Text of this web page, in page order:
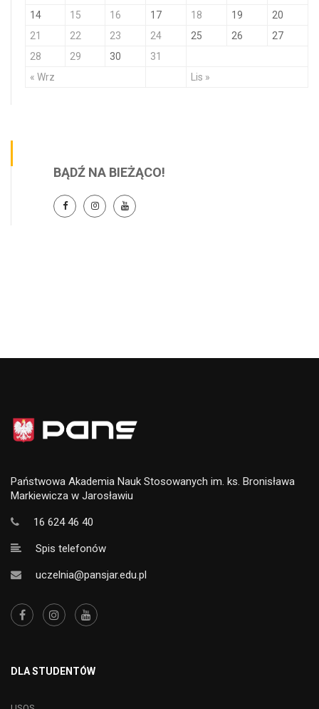
« Wrz Lis »
14 15 16 17 18 19
20
21
22 23 24 25 26
27
28
29 30 31
BĄDŹ NA BIEŻĄCO!
Państwowa Akademia Nauk Stosowanych im. ks. Bronisława
Markiewicza w Jarosławiu
16 624 46 40
Spis telefonów
uczelnia@pansjar.edu.pl
DLA STUDENTÓW